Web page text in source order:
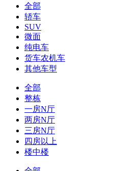
全部
轿车
SUV
微面
纯电车
货车农机车
其他车型
全部
整栋
一房N厅
两房N厅
三房N厅
四房以上
楼中楼